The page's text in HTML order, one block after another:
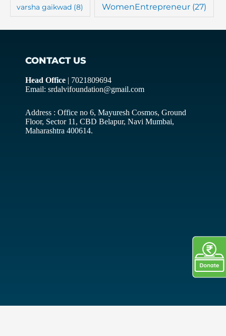
varsha gaikwad (8) WomenEntrepreneur (27)
CONTACT US
Head Office | 7021809694
Email: srdalvifoundation@gmail.com
Address : Office no 6, Mayuresh Cosmos, Ground
Floor, Sector 11, CBD Belapur, Navi Mumbai,
Maharashtra 400614.